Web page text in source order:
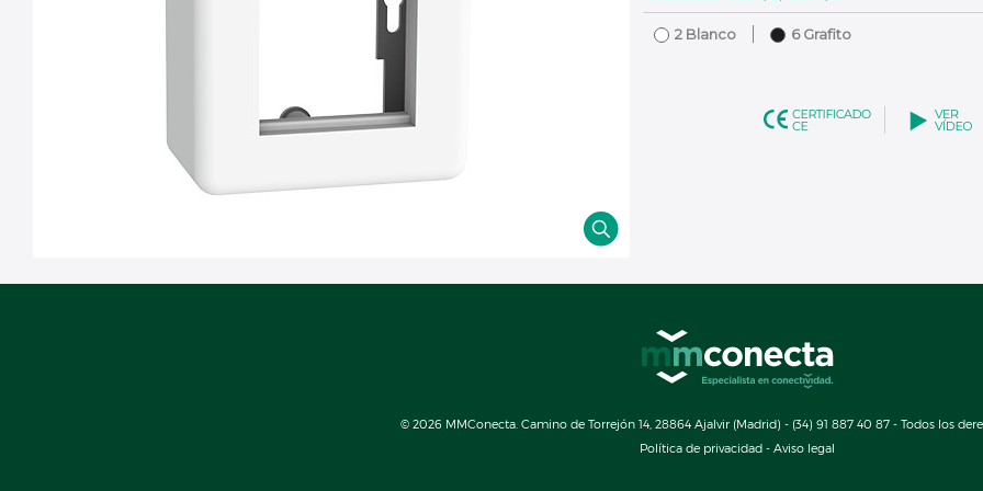
2 Blanco 6 Grafito
© 2026 MMConecta. Camino de Torrejón 14, 28864 Ajalvir (Madrid) - (34) 91 887 40 87 - Todos los
Política de privacidad - Aviso legal